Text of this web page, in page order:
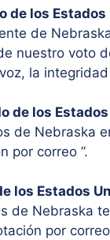
de los Estados
de
nuestro voto
la
de los
de Nebraska
por correo ”.
los Estados
de Nebraska
por correo